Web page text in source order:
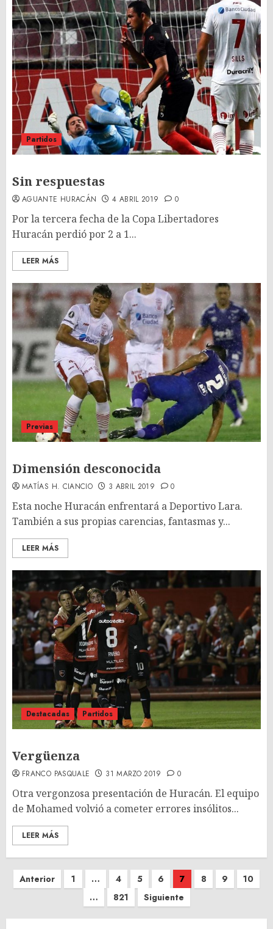
Partidos
Sin respuestas
AGUANTE HURACÁN 4 ABRIL 2019 0
Por la tercera fecha de la Copa Libertadores
Huracán perdió por 2 a 1...
LEER MÁS
Previas
Dimensión desconocida
MATÍAS H. CIANCIO 3 ABRIL 2019 0
Esta noche Huracán enfrentará a Deportivo Lara.
También a sus propias carencias, fantasmas y...
LEER MÁS
Destacadas Partidos
Vergüenza
FRANCO PASQUALE 31 MARZO 2019 0
Otra vergonzosa presentación de Huracán. El equipo
de Mohamed volvió a cometer errores insólitos...
LEER MÁS
Paginación
entradas
Anterior 1 … 4 5 6 7 8 9
10
…
821 Siguiente